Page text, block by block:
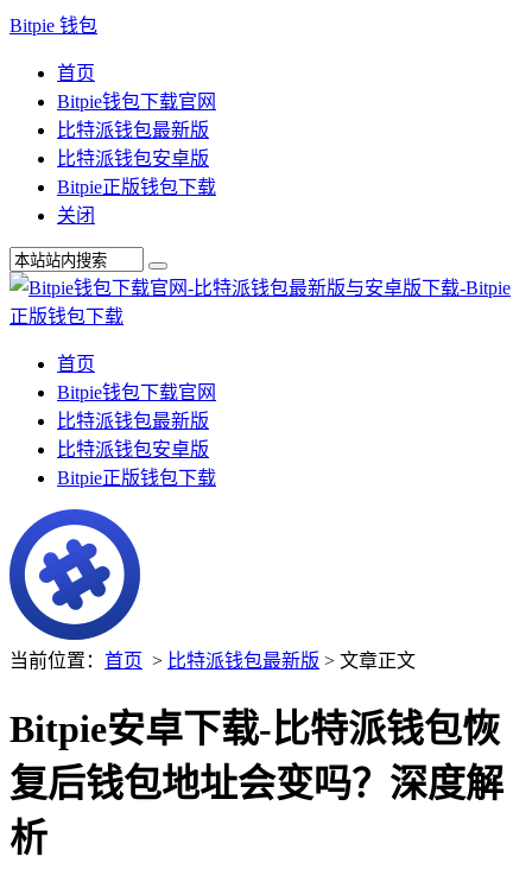
Bitpie 钱包
首页
Bitpie钱包下载官网
比特派钱包最新版
比特派钱包安卓版
Bitpie正版钱包下载
关闭
首页
Bitpie钱包下载官网
比特派钱包最新版
比特派钱包安卓版
Bitpie正版钱包下载
当前位置： 首页 > 比特派钱包最新版 > 文章正文
Bitpie安卓下载-比特派钱包恢
复后钱包地址会变吗？深度解
析